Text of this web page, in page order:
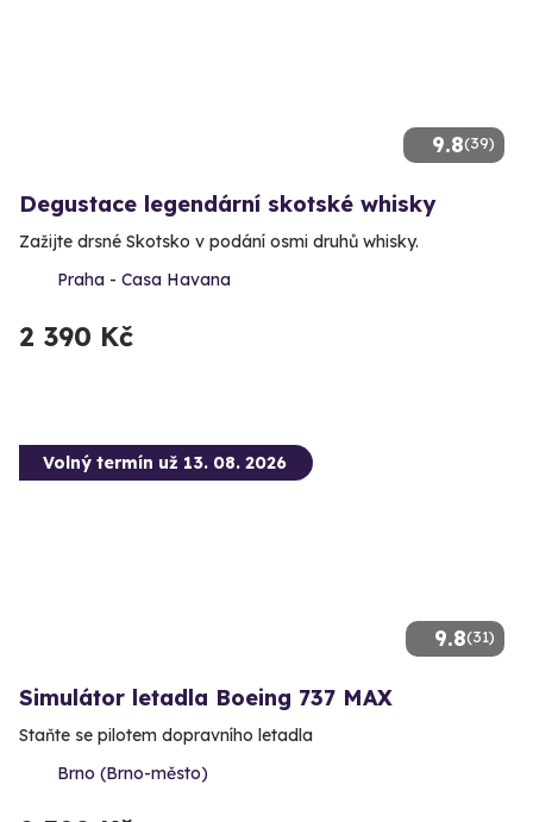
9.8(39)
Degustace legendární skotské whisky
Zažijte drsné Skotsko v podání osmi druhů whisky.
Praha - Casa Havana
2 390 Kč
9.8(31)
Volný termín už 13. 08. 2026
Simulátor letadla Boeing 737 MAX
Staňte se pilotem dopravního letadla
Brno (Brno-město)